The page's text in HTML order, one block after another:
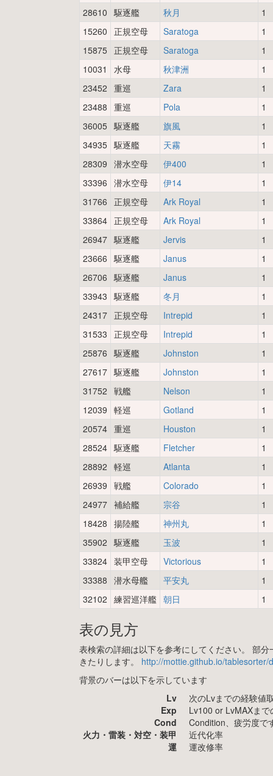
28610 駆逐艦 秋月
1
15260 正規空母 Saratoga
1
15875
正規空母 Saratoga
1
10031
水母 秋津洲
1
23452 重巡 Zara
1
23488 重巡 Pola
1
36005 駆逐艦 旗風
1
34935 駆逐艦 天霧
1
28309 潜水空母 伊400
1
33396 潜水空母 伊14
1
31766
正規空母 Ark Royal
1
33864 正規空母 Ark Royal
1
26947 駆逐艦 Jervis
1
23666 駆逐艦 Janus
1
26706 駆逐艦 Janus
1
33943 駆逐艦 冬月
1
24317 正規空母 Intrepid
1
31533 正規空母 Intrepid
1
25876 駆逐艦 Johnston
1
27617 駆逐艦 Johnston
1
31752 戦艦 Nelson
1
12039 軽巡 Gotland
1
20574 重巡 Houston
1
28524 駆逐艦 Fletcher
1
28892 軽巡 Atlanta
1
26939 戦艦 Colorado
1
24977 補給艦 宗谷
1
18428 揚陸艦 神州丸
1
35902 駆逐艦 玉波
1
33824 装甲空母 Victorious
1
33388 潜水母艦 平安丸
1
32102 練習巡洋艦 朝日 1
表の見方
表検索の詳細は以下を参考にしてください。 部
きたりします。 http://mottie.github.io/
背景のバーは以下を示しています
Lv
次のLvまでの経験値
Exp
Lv100 or LvMAXま
Cond
Condition、疲労度で
火力・雷装・対空・装甲
近代化率
運
運改修率